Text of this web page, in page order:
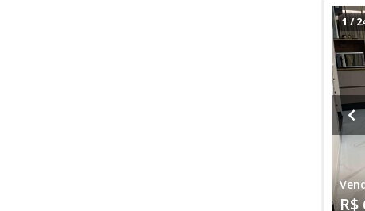
1/
R$